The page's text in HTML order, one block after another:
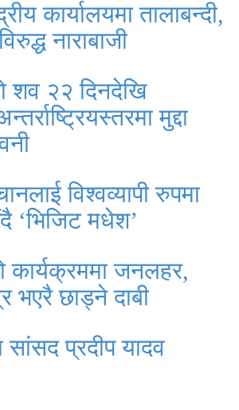
कार्यालयमा तालाबन्दी,
नाराबाजी
शव २२ दिनदेखि
मुद्दा
विश्वव्यापी रुपमा
‘भिजिट मधेश’
कार्यक्रममा जनलहर,
भएरै छाड्ने दाबी
सांसद प्रदीप यादव